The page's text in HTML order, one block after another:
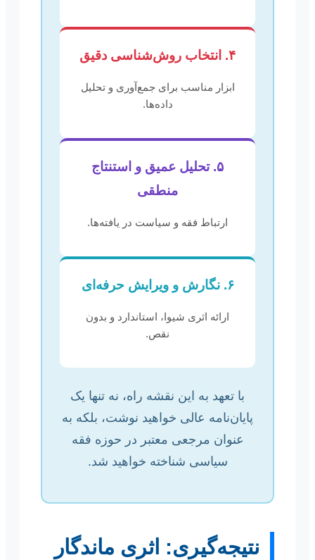
۴. انتخاب روش‌شناسی دقیق
ابزار مناسب برای جمع‌آوری و تحلیل
داده‌ها.
۵. تحلیل عمیق و استنتاج
منطقی
ارتباط فقه و سیاست در یافته‌ها.
۶. نگارش و ویرایش حرفه‌ای
ارائه اثری شیوا، استاندارد و بدون
نقص.
با تعهد به این نقشه راه، نه تنها یک
پایان‌نامه عالی خواهید نوشت، بلکه به
عنوان مرجعی معتبر در حوزه فقه
سیاسی شناخته خواهید شد.
نتیجه‌گیری: اثری ماندگار